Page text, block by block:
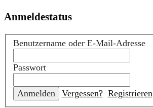
Anmeldestatus
Benutzername oder E-Mail-Adresse
Passwort
Vergessen? Registrieren